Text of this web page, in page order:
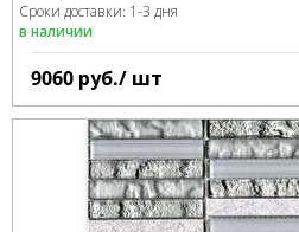
Сроки доставки: 1-3 дня
в наличии
9060 руб./ шт